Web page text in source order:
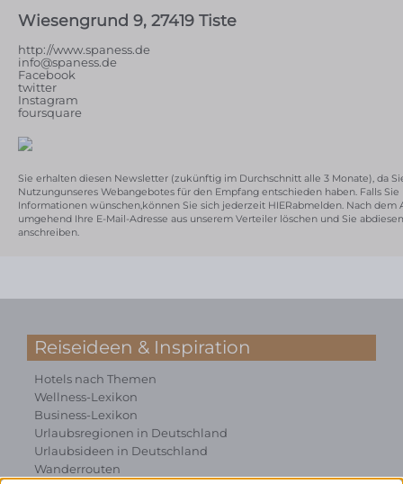
Wiesengrund 9, 27419 Tiste
http://www.spaness.de
info@spaness.de
Facebook
twitter
Instagram
foursquare
Sie erhalten diesen Newsletter (zukünftig im Durchschnitt alle 3 Monate), da
Nutzungunseres Webangebotes für den Empfang entschieden haben. Falls
Informationen wünschen,können Sie sich jederzeit HIERabmelden. Nach dem
umgehend Ihre E-Mail-Adresse aus unserem Verteiler löschen und Sie
anschreiben.
Reiseideen & Inspiration
Hotels nach Themen
Wellness-Lexikon
Business-Lexikon
Urlaubsregionen in Deutschland
Urlaubsideen in Deutschland
Wanderrouten